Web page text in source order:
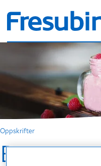
Oppskrifter
Barnas